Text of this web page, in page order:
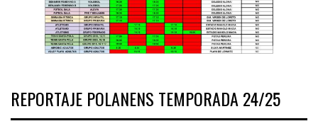
REPORTAJE POLANENS TEMPORADA 24/25